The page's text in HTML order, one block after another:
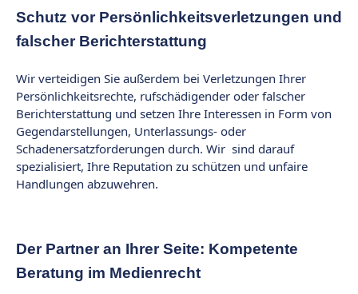
Schutz vor Persönlichkeitsverletzungen und
falscher Berichterstattung
Wir verteidigen Sie außerdem bei Verletzungen Ihrer
Persönlichkeitsrechte, rufschädigender oder falscher
Berichterstattung und setzen Ihre Interessen in Form von
Gegendarstellungen, Unterlassungs- oder
Schadenersatzforderungen durch. Wir sind darauf
spezialisiert, Ihre Reputation zu schützen und unfaire
Handlungen abzuwehren.
Der Partner an Ihrer Seite: Kompetente
Beratung im Medienrecht